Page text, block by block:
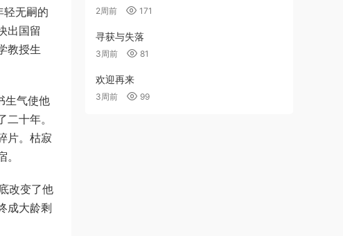
轻无嗣的
出国留
教授生
生气使他
十年。
片。枯寂
改变了他
成大龄剩
2周前 171
寻获与失落
3周前 81
欢迎再来
3周前 99